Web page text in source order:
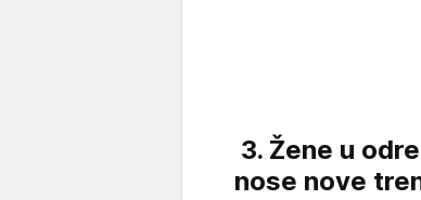
3. Žene u
nose nove